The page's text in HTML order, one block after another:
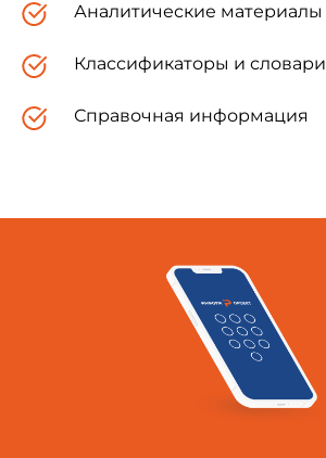
поливинилхлоридные;
Аналитические материалы
Классификаторы и словари
Справочная информация